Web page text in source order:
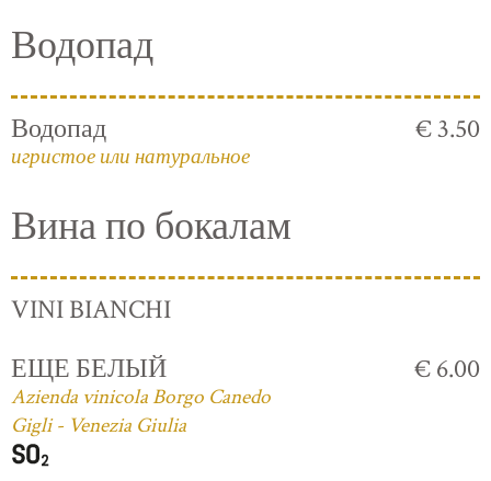
Водопад
Водопад
игристое или натуральное
€ 3.50
Вина по бокалам
VINI BIANCHI
ЕЩЕ БЕЛЫЙ
Azienda vinicola Borgo Canedo
Gigli - Venezia Giulia
€ 6.00